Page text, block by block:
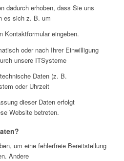
dadurch erhoben, dass Sie uns
es sich z. B. um
Kontaktformular eingeben.
oder nach Ihrer Einwilligung
unsere ITSysteme
Daten (z. B.
oder Uhrzeit
dieser Daten erfolgt
Website betreten.
um eine fehlerfreie Bereitstellung
Andere